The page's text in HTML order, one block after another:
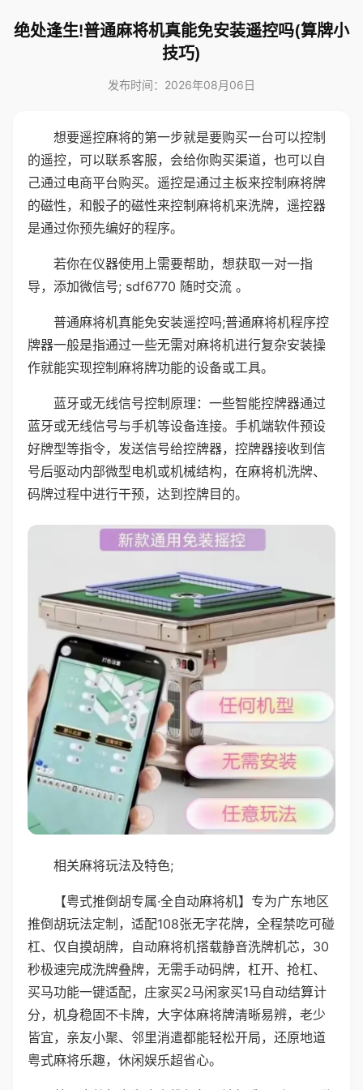
绝处逢生!普通麻将机真能免安装遥控吗(算牌小
技巧)
发布时间：2026年08月06日
想要遥控麻将的第一步就是要购买一台可以控制
的遥控，可以联系客服，会给你购买渠道，也可以自
己通过电商平台购买。遥控是通过主板来控制麻将牌
的磁性，和骰子的磁性来控制麻将机来洗牌，遥控器
是通过你预先编好的程序。
若你在仪器使用上需要帮助，想获取一对一指
导，添加微信号; sdf6770 随时交流 。
普通麻将机真能免安装遥控吗;普通麻将机程序控
牌器一般是指通过一些无需对麻将机进行复杂安装操
作就能实现控制麻将牌功能的设备或工具。
蓝牙或无线信号控制原理：一些智能控牌器通过
蓝牙或无线信号与手机等设备连接。手机端软件预设
好牌型等指令，发送信号给控牌器，控牌器接收到信
号后驱动内部微型电机或机械结构，在麻将机洗牌、
码牌过程中进行干预，达到控牌目的。
相关麻将玩法及特色;
【粤式推倒胡专属·全自动麻将机】专为广东地区
推倒胡玩法定制，适配108张无字花牌，全程禁吃可碰
杠、仅自摸胡牌，自动麻将机搭载静音洗牌机芯，30
秒极速完成洗牌叠牌，无需手动码牌，杠开、抢杠、
买马功能一键适配，庄家买2马闲家买1马自动结算计
分，机身稳固不卡牌，大字体麻将牌清晰易辨，老少
皆宜，亲友小聚、邻里消遣都能轻松开局，还原地道
粤式麻将乐趣，休闲娱乐超省心。